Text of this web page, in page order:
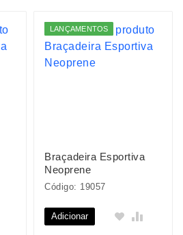
LANÇAMENTOS
Braçadeira Esportiva
Neoprene
Código: 19057
Adicionar